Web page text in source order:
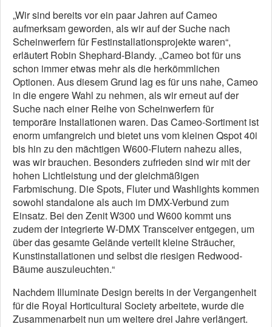
„Wir sind bereits vor ein paar Jahren auf Cameo
aufmerksam geworden, als wir auf der Suche nach
Scheinwerfern für Festinstallationsprojekte waren“,
erläutert Robin Shephard-Blandy. „Cameo bot für uns
schon immer etwas mehr als die herkömmlichen
Optionen. Aus diesem Grund lag es für uns nahe, Cameo
in die engere Wahl zu nehmen, als wir erneut auf der
Suche nach einer Reihe von Scheinwerfern für
temporäre Installationen waren. Das Cameo-Sortiment ist
enorm umfangreich und bietet uns vom kleinen Qspot 40i
bis hin zu den mächtigen W600-Flutern nahezu alles,
was wir brauchen. Besonders zufrieden sind wir mit der
hohen Lichtleistung und der gleichmäßigen
Farbmischung. Die Spots, Fluter und Washlights kommen
sowohl standalone als auch im DMX-Verbund zum
Einsatz. Bei den Zenit W300 und W600 kommt uns
zudem der integrierte W-DMX Transceiver entgegen, um
über das gesamte Gelände verteilt kleine Sträucher,
Kunstinstallationen und selbst die riesigen Redwood-
Bäume auszuleuchten.“
Nachdem Illuminate Design bereits in der Vergangenheit
für die Royal Horticultural Society arbeitete, wurde die
Zusammenarbeit nun um weitere drei Jahre verlängert.